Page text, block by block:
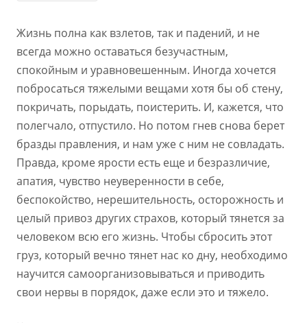
Жизнь полна как взлетов, так и падений, и не
всегда можно оставаться безучастным,
спокойным и уравновешенным. Иногда хочется
побросаться тяжелыми вещами хотя бы об стену,
покричать, порыдать, поистерить. И, кажется, что
полегчало, отпустило. Но потом гнев снова берет
бразды правления, и нам уже с ним не совладать.
Правда, кроме ярости есть еще и безразличие,
апатия, чувство неуверенности в себе,
беспокойство, нерешительность, осторожность и
целый привоз других страхов, который тянется за
человеком всю его жизнь. Чтобы сбросить этот
груз, который вечно тянет нас ко дну, необходимо
научится самоорганизовываться и приводить
свои нервы в порядок, даже если это и тяжело.